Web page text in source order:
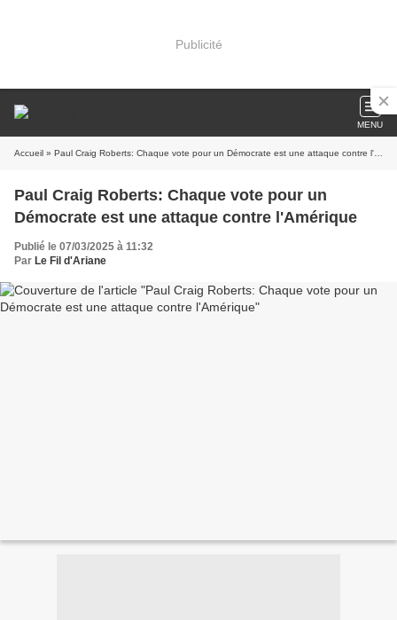
Publicité
MENU
Accueil » Paul Craig Roberts: Chaque vote pour un Démocrate est une attaque contre l'Amérique
Paul Craig Roberts: Chaque vote pour un
Démocrate est une attaque contre l'Amérique
Publié le 07/03/2025 à 11:32
Par Le Fil d'Ariane